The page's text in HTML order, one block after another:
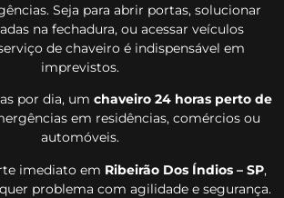
Seja para abrir portas, solucionar
na fechadura, ou acessar veículos
de chaveiro é indispensável em
imprevistos.
por dia, um chaveiro 24 horas perto de
em residências, comércios ou
automóveis.
imediato em Ribeirão Dos Índios – SP,
problema com agilidade e segurança.